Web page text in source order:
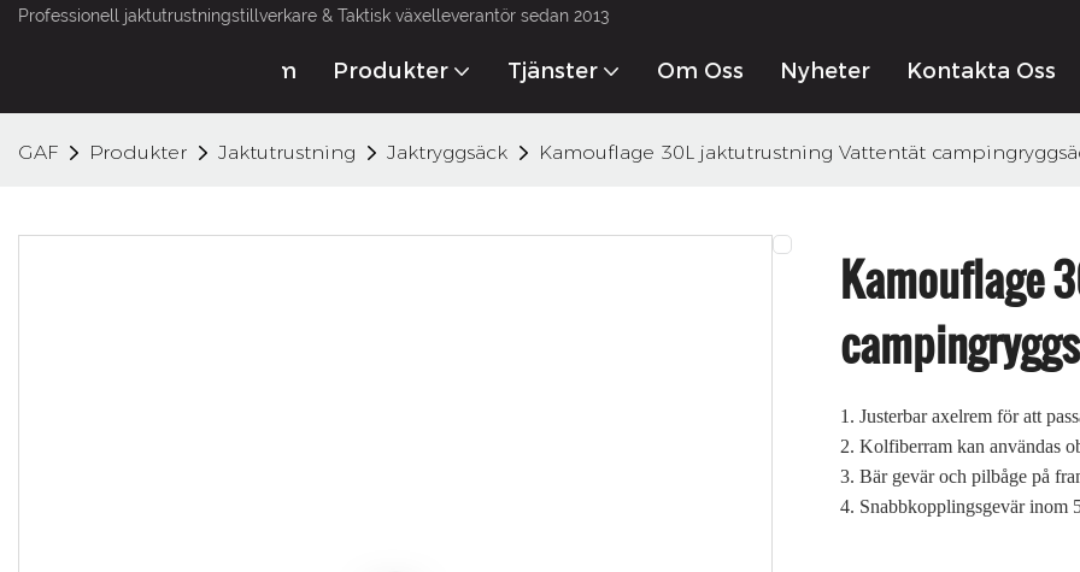
Professionell jaktutrustningstillverkare & Taktisk växelleverantör sedan 2013
Hem Produkter Tjänster Om Oss Nyheter Kontakta Oss
GAF Produkter Jaktutrustning Jaktryggsäck Kamouflage 30L jaktutrustning Vattentät
Kamouflage
1. Justerbar axelrem för att
2. Kolfiberram kan användas
3. Bär gevär och pilbåge på
4. Snabbkopplingsgevär inom